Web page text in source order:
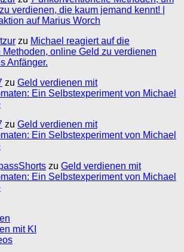
verdienen, die kaum jemand kennt! |
auf Marius Worch
zu Michael reagiert auf die
Methoden, online Geld zu verdienen
Anfänger.
zu Geld verdienen mit
Ein Selbstexperiment von Michael
zu Geld verdienen mit
Ein Selbstexperiment von Michael
zu Geld verdienen mit
Ein Selbstexperiment von Michael
mit KI